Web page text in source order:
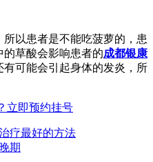
以患者是不能吃菠萝的，患
草酸会影响患者的成都银康
有可能会引起身体的发炎，所
立即预约挂号
疗最好的方法
期